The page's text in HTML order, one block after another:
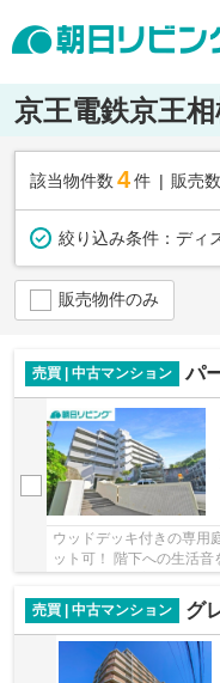
京王電鉄京王
該当物件数 4件 販売数
絞り込み条件： ディ
販売物件のみ
売買 | 中古マンション パーリッ
ウッドデッキ付きの専用
ット可！ 階下への生活
売買 | 中古マンション
グ